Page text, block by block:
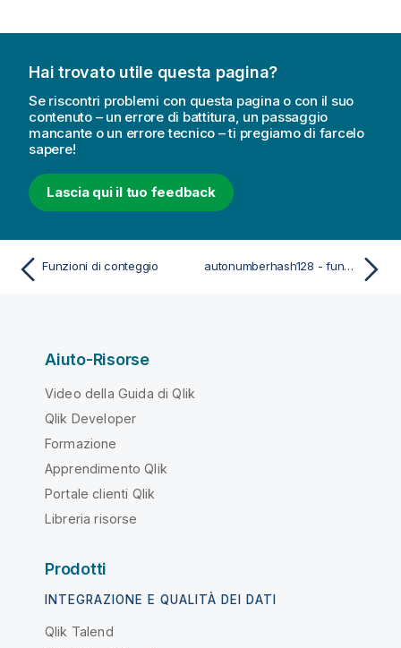
Hai trovato utile questa pagina?
Se riscontri problemi con questa pagina o con il suo
contenuto – un errore di battitura, un passaggio
mancante o un errore tecnico – ti pregiamo di farcelo
sapere!
Lascia qui il tuo feedback
Funzioni di conteggio autonumberhash128 - funzione di script
Aiuto-Risorse
Video della Guida di Qlik
Qlik Developer
Formazione
Apprendimento Qlik
Portale clienti Qlik
Libreria risorse
Prodotti
INTEGRAZIONE E QUALITÀ DEI DATI
Qlik Talend